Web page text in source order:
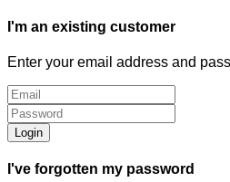
I'm an existing customer
Enter your email address and
Login
I've forgotten my password